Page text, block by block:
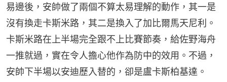
易邊後，安帥做了兩個不算太易理解的動作，其一是
沒有換走卡斯米路，其二是換入了加比爾馬天尼利。
卡斯米路在上半場完全跟不上比賽節奏，給佐野海舟
一推就過，實在令人擔心他作為防中的效用。不過，
安帥下半場以安迪歷入替的，卻是盧卡斯柏基達。